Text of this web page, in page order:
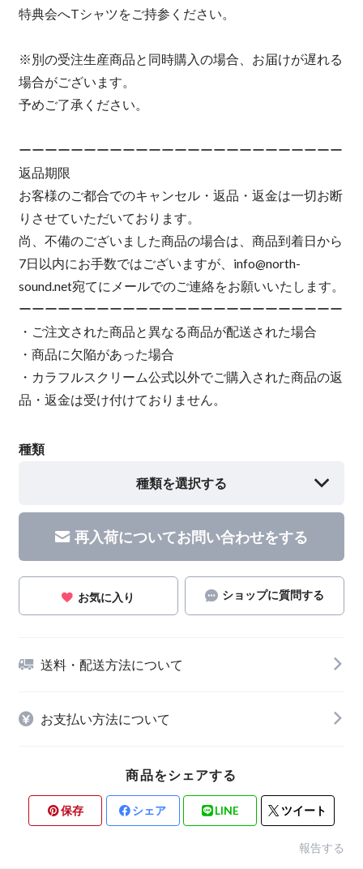
特典会へTシャツをご持参ください。
※別の受注生産商品と同時購入の場合、お届けが遅れる
場合がございます。
予めご了承ください。
ーーーーーーーーーーーーーーーーーーーーーーーーー
返品期限
お客様のご都合でのキャンセル・返品・返金は一切お断
りさせていただいております。
尚、不備のございました商品の場合は、商品到着日から
7日以内にお手数ではございますが、 info@north-
sound.net宛てにメールでのご連絡をお願いいたします。
ーーーーーーーーーーーーーーーーーーーーーーーーー
・ご注文された商品と異なる商品が配送された場合
・商品に欠陥があった場合
・カラフルスクリーム公式以外でご購入された商品の返
品・返金は受け付けておりません。
種類
種類を選択する
再入荷についてお問い合わせをする
お気に入り ショップに質問する
送料・配送方法について
お支払い方法について
商品をシェアする
保存 シェア LINE ツイート
報告する